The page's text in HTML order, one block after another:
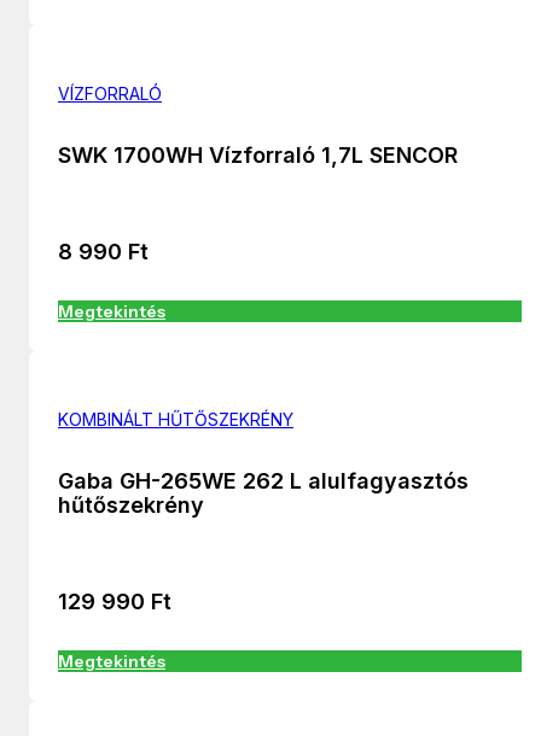
VÍZFORRALÓ
SWK 1700WH Vízforraló 1,7L SENCOR
8 990 Ft
Megtekintés
KOMBINÁLT HŰTŐSZEKRÉNY
Gaba GH-265WE 262 L alulfagyasztós
hűtőszekrény
129 990 Ft
Megtekintés